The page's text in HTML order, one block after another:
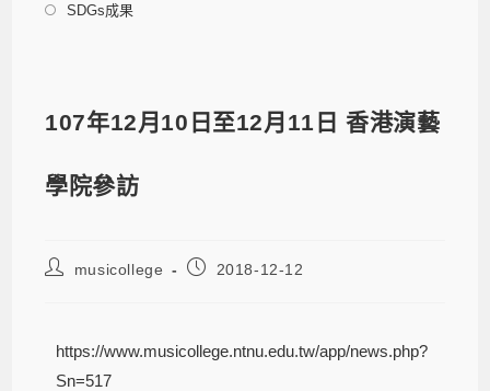
SDGs成果
107年12月10日至12月11日 香港演藝
學院參訪
musicollege 2018-12-12
https://www.musicollege.ntnu.edu.tw/app/news.php?
Sn=517